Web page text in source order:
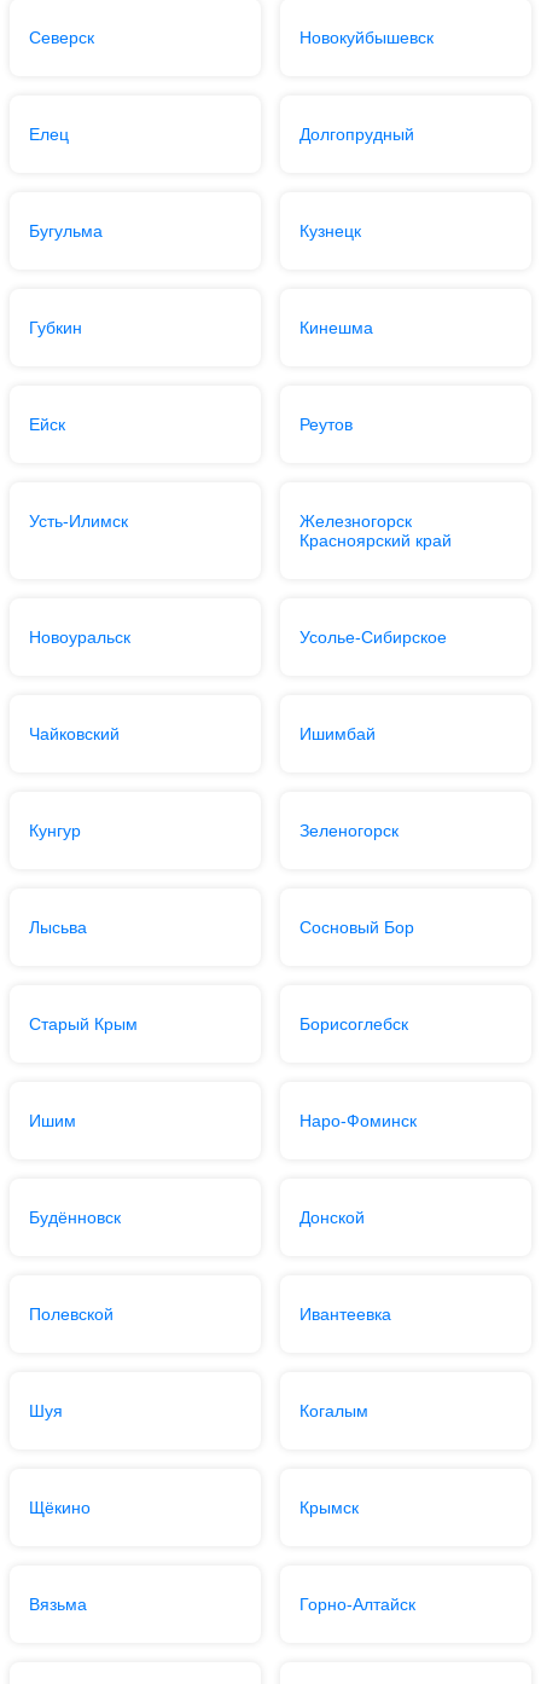
Северск Новокуйбышевск
Елец Долгопрудный
Бугульма Кузнецк
Губкин Кинешма
Ейск Реутов
Усть-Илимск
Железногорск
Красноярский край
Новоуральск Усолье-Сибирское
Чайковский Ишимбай
Кунгур Зеленогорск
Лысьва Сосновый Бор
Старый Крым Борисоглебск
Ишим Наро-Фоминск
Будённовск Донской
Полевской Ивантеевка
Шуя Когалым
Щёкино Крымск
Вязьма Горно-Алтайск